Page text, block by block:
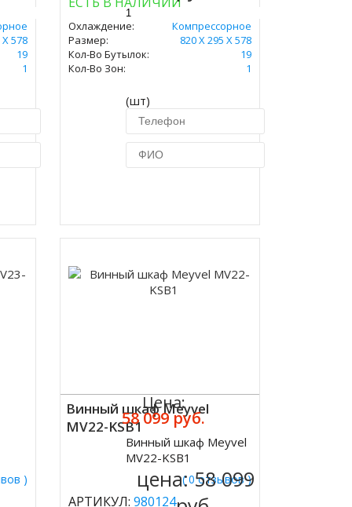
Х 578
19
1
Охлаждение:
Компрессорное
Размер:
820 Х 295 Х 578
Кол-Во Бутылок:
19
Кол-Во Зон:
1
(шт)
)
Винный шкаф Meyvel
MV22-KSB1
( 0 отзывов )
АРТИКУЛ: 980124
Цена:
58 099 руб.
Винный шкаф Meyvel
MV22-KSB1
цена:58 099